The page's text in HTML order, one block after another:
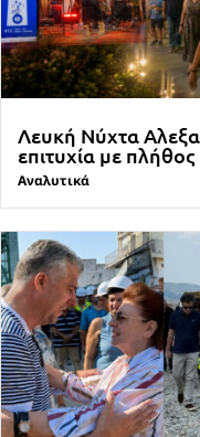
Λευκή Νύχτα
επιτυχία με
Αναλυτικά